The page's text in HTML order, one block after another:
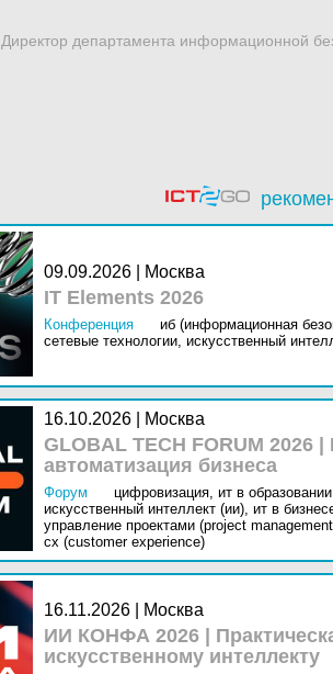
Директор департамента информационной
09.09.2026 | Москва
IT Elements 2026
Конференция
иб (информационная
сетевые технологии, искусственный
16.10.2026 | Москва
GLOBAL TECH FORUM
автоматизация бизнеса
Форум цифровизация, ит в
искусственный интеллект (ии), ит в
управление проектами (project
cx (customer experience)
16.11.2026 | Москва
ИИ КОНФА 2026 |
искусственному интеллекту